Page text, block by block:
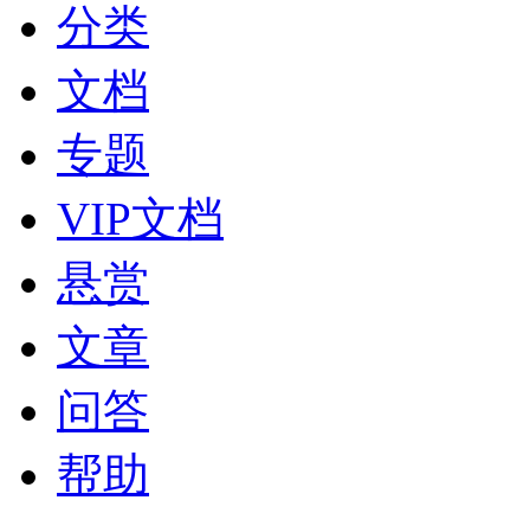
分类
文档
专题
VIP文档
悬赏
文章
问答
帮助